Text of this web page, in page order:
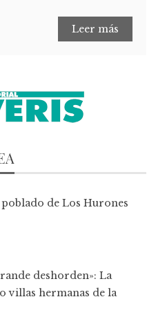
Leer más
de Los Hurones
deshorden»: La
villas hermanas de la